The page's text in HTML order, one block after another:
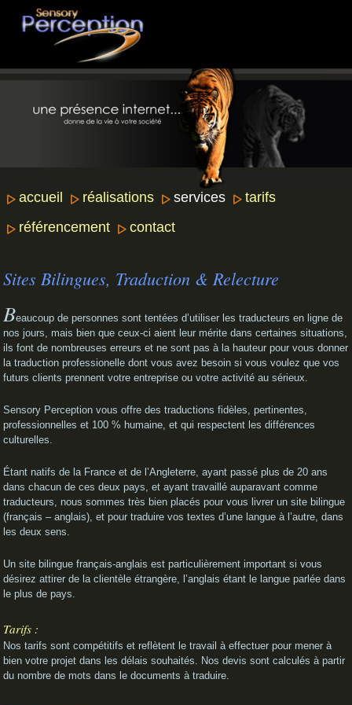
accueil réalisations services
tarifs
référencement
contact
Sites Bilingues, Traduction & Relecture
Beaucoup de personnes sont tentées d’utiliser les traducteurs en ligne de
nos jours, mais bien que ceux-ci aient leur mérite dans certaines situations,
ils font de nombreuses erreurs et ne sont pas à la hauteur pour vous donner
la traduction professionelle dont vous avez besoin si vous voulez que vos
futurs clients prennent votre entreprise ou votre activité au sérieux.
Sensory Perception vous offre des traductions fidèles, pertinentes,
professionnelles et 100 % humaine, et qui respectent les différences
culturelles.
Étant natifs de la France et de l’Angleterre, ayant passé plus de 20 ans
dans chacun de ces deux pays, et ayant travaillé auparavant comme
traducteurs, nous sommes très bien placés pour vous livrer un site bilingue
(français – anglais), et pour traduire vos textes d’une langue à l’autre, dans
les deux sens.
Un site bilingue français-anglais est particulièrement important si vous
désirez attirer de la clientèle étrangère, l’anglais étant le langue parlée dans
le plus de pays.
Tarifs :
Nos tarifs sont compétitifs et reflètent le travail à effectuer pour mener à
bien votre projet dans les délais souhaités. Nos devis sont calculés à partir
du nombre de mots dans le documents à traduire.